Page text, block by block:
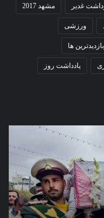
غدیر مشهد 2017
ورزشی
ها
یادداشت روز